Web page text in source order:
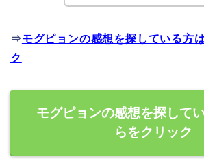
⇒モグピョンの感想を探している方
ク
モグピョンの感想を探して
らをクリック